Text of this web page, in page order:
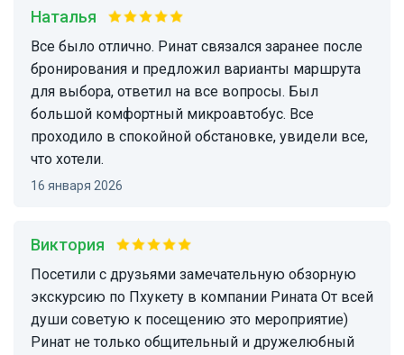
Наталья
Все было отлично. Ринат связался заранее после
бронирования и предложил варианты маршрута
для выбора, ответил на все вопросы. Был
большой комфортный микроавтобус. Все
проходило в спокойной обстановке, увидели все,
что хотели.
16 января 2026
Виктория
Посетили с друзьями замечательную обзорную
экскурсию по Пхукету в компании Рината От всей
души советую к посещению это мероприятие)
Ринат не только общительный и дружелюбный